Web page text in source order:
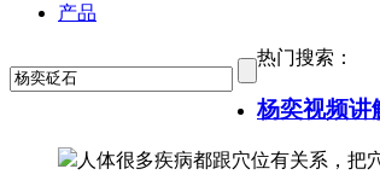
产品
热门搜索：
杨奕视频讲
人体很多疾病都跟穴位有关系，把